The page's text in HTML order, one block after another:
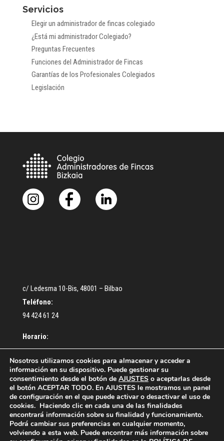
meses
Servicios
Elegir un administrador de fincas colegiado
¿Está mi administrador Colegiado?
Preguntas Frecuentes
Funciones del Administrador de Fincas
Garantías de los Profesionales Colegiados
Legislación
c/ Ledesma 10-Bis, 48001 – Bilbao
Teléfono:
94 424 61 24
Horario:
De lunes a Jueves: De 9:30 a 13:00 – De 16:30 a 18:30 h.
Viernes: De 9:00 a 14:00 h.
¿Cómo colegiarse? Acceso Colegiados
Nosotros utilizamos cookies para almacenar y acceder a
información en su dispositivo. Puede gestionar su
consentimiento desde el botón de AJUSTES o aceptarlas desde
el botón ACEPTAR TODO. En AJUSTES le mostramos un panel
de configuración en el que puede activar o desactivar el uso de
cookies. Haciendo clic en cada una de las finalidades
encontrará información sobre su finalidad y funcionamiento.
Podrá cambiar sus preferencias en cualquier momento,
volviendo a esta web. Puede encontrar más información sobre